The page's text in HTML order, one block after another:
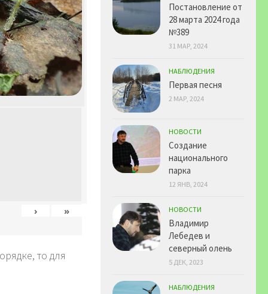
› »
то для
Постановление от
28 марта 2024 года
№389
31 МАР, 2024
НАБЛЮДЕНИЯ
Первая песня
2 МАР, 2024
НОВОСТИ
Создание
национального
парка
12 ЯНВ, 2024
НОВОСТИ
Владимир
Лебедев и
северный олень
5 ДЕК, 2023
НАБЛЮДЕНИЯ